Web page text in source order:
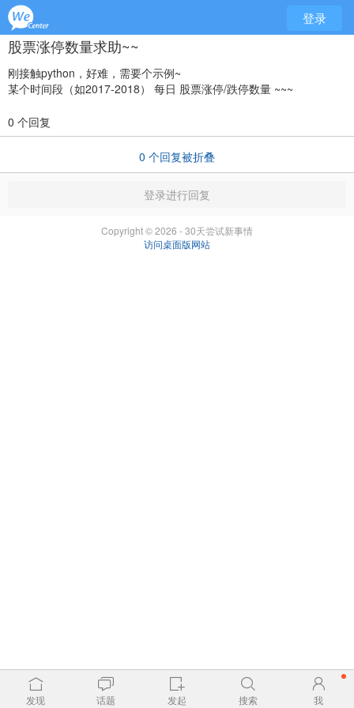
登录
股票涨停数量求助~~
刚接触python，好难，需要个示例~
某个时间段（如2017-2018） 每日 股票涨停/跌停数量 ~~~
0 个回复
0 个回复被折叠
登录进行回复
Copyright © 2026 - 30天尝试新事情
访问桌面版网站
发现 话题 发起 搜索 我